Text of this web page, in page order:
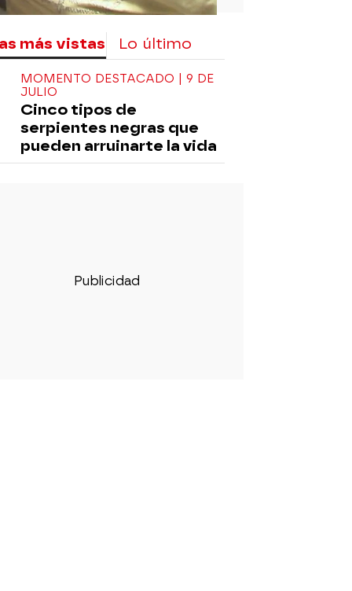
más vistas Lo último
MOMENTO DESTACADO | 9 DE
JULIO
Cinco tipos de
serpientes negras que
pueden arruinarte la vida